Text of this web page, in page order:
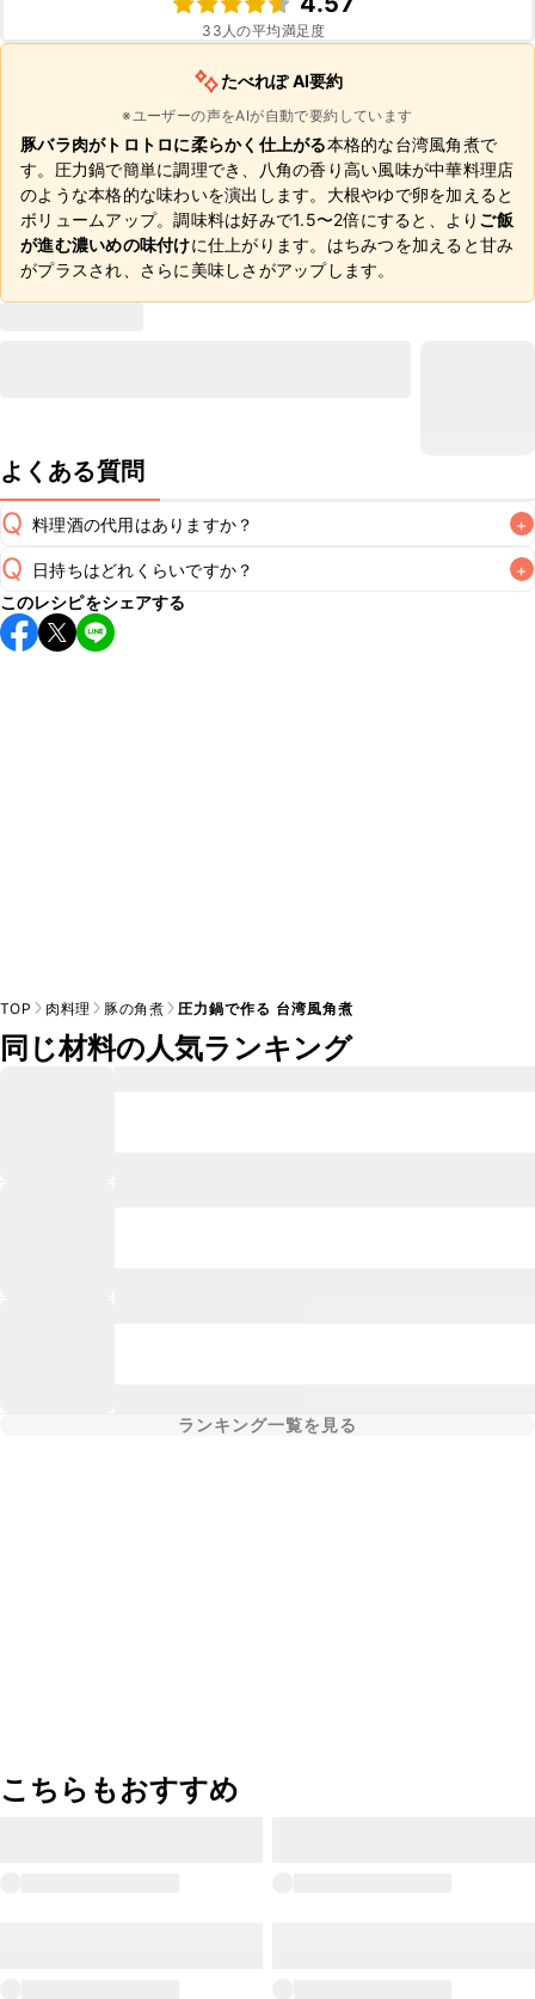
33 人の平均満足度
たべれぽ AI要約
※ユーザーの声をAIが自動で要約しています
豚バラ肉がトロトロに柔らかく仕上がる本格的な台湾風角煮で
す。圧力鍋で簡単に調理でき、八角の香り高い風味が中華料理店
のような本格的な味わいを演出します。大根やゆで卵を加えると
ボリュームアップ。調味料は好みで1.5〜2倍にすると、より ご飯
が進む濃いめの味付けに仕上がります。はちみつを加えると甘み
がプラスされ、さらに美味しさがアップします。
よくある質問
Q 料理酒の代用はありますか？ +
A
Q 日持ちはどれくらいですか？ +
保存期間は冷蔵で翌日中が目安です。なるべくお早めにお召
し上がりください。
このレシピをシェアする
TOP 肉料理 豚の角煮 圧力鍋で作る 台湾風角煮
同じ材料の人気ランキング
ランキング一覧を見る
こちらもおすすめ